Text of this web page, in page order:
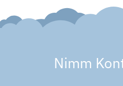
Nimm